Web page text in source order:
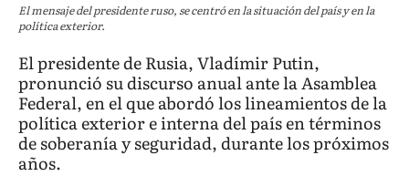
El mensaje del presidente ruso, se centró en la situación del país y en la
política exterior.
El presidente de Rusia, Vladímir Putin,
pronunció su discurso anual ante la Asamblea
Federal, en el que abordó los lineamientos de la
política exterior e interna del país en términos
de soberanía y seguridad, durante los próximos
años.